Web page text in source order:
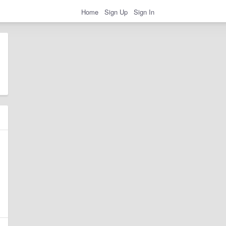
Home Sign Up Sign In